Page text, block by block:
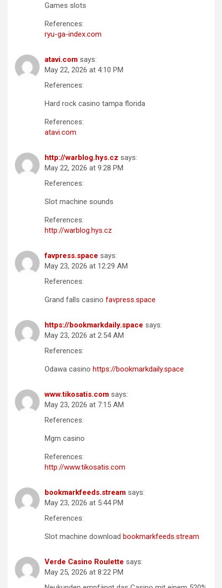
Games slots
References:
ryu-ga-index.com
atavi.com says:
May 22, 2026 at 4:10 PM
References:
Hard rock casino tampa florida
References:
atavi.com
http://warblog.hys.cz says:
May 22, 2026 at 9:28 PM
References:
Slot machine sounds
References:
http://warblog.hys.cz
favpress.space says:
May 23, 2026 at 12:29 AM
References:
Grand falls casino favpress.space
https://bookmarkdaily.space says:
May 23, 2026 at 2:54 AM
References:
Odawa casino https://bookmarkdaily.space
www.tikosatis.com says:
May 23, 2026 at 7:15 AM
References:
Mgm casino
References:
http://www.tikosatis.com
bookmarkfeeds.stream says:
May 23, 2026 at 5:44 PM
References:
Slot machine download bookmarkfeeds.stream
Verde Casino Roulette says:
May 25, 2026 at 8:22 PM